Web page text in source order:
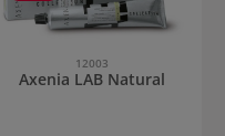
12003
Axenia LAB Natural